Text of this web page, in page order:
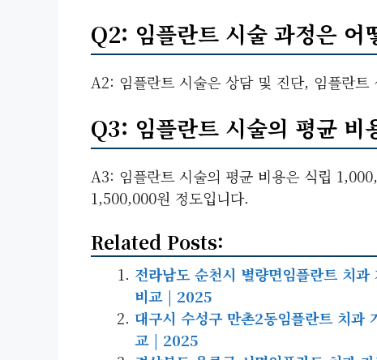
Q2: 임플란트 시술 과정은 어
A2: 임플란트 시술은 상담 및 진단, 임플란
Q3: 임플란트 시술의 평균 비
A3: 임플란트 시술의 평균 비용은 식립
1,500,000원 정도입니다.
Related Posts:
전라남도 순천시 별량면임플란트 치
비교 | 2025
대구시 수성구 만촌2동임플란트 치
교 | 2025